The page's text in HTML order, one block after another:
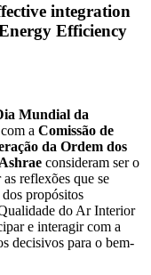
integration
Efficiency
Mundial da
a Comissão de
da Ordem dos
consideram ser o
reflexões que se
propósitos
do Ar Interior
e interagir com a
decisivos para o bem-